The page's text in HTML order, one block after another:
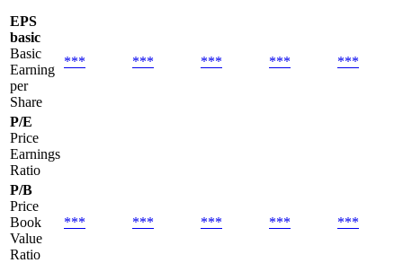
EPS
basic
Basic
Earning
per
Share
*** *** *** *** ***
P/E
Price
Earnings
Ratio
P/B
Price
Book
Value
Ratio
*** *** *** *** ***